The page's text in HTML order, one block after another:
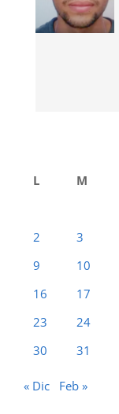
L
M
2
3
9
10
16
17
23
24
30
31
« Dic Feb »